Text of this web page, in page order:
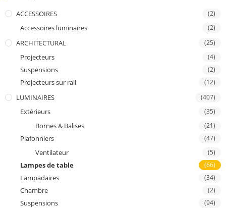
ACCESSOIRES (2)
Accessoires luminaires (2)
ARCHITECTURAL (25)
Projecteurs (4)
Suspensions (2)
Projecteurs sur rail (12)
LUMINAIRES (407)
Extérieurs (35)
Bornes & Balises (21)
Plafonniers (47)
Ventilateur (5)
Lampes de table (66)
Lampadaires (34)
Chambre (2)
Suspensions (94)